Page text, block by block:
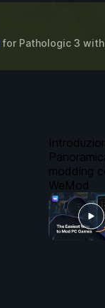
for Pathologic 3 with
modding
WeMod